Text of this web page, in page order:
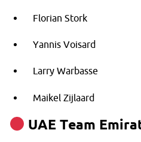
Florian Stork
Yannis Voisard
Larry Warbasse
Maikel Zijlaard
UAE Team